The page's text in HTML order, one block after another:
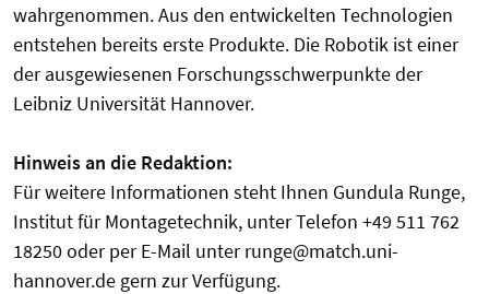
wahrgenommen. Aus den entwickelten Technologien
entstehen bereits erste Produkte. Die Robotik ist einer
der ausgewiesenen Forschungsschwerpunkte der
Leibniz Universität Hannover.
Hinweis an die Redaktion:
Für weitere Informationen steht Ihnen Gundula Runge,
Institut für Montagetechnik, unter Telefon +49 511 762
18250 oder per E-Mail unter runge@match.uni-
hannover.de gern zur Verfügung.